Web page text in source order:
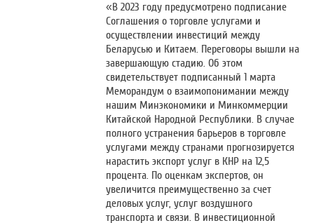
«В 2023 году предусмотрено подписание
Соглашения о торговле услугами и
осуществлении инвестиций между
Беларусью и Китаем. Переговоры вышли на
завершающую стадию. Об этом
свидетельствует подписанный 1 марта
Меморандум о взаимопонимании между
нашим Минэкономики и Минкоммерции
Китайской Народной Республики. В случае
полного устранения барьеров в торговле
услугами между странами прогнозируется
нарастить экспорт услуг в КНР на 12,5
процента. По оценкам экспертов, он
увеличится преимущественно за счет
деловых услуг, услуг воздушного
транспорта и связи. В инвестиционной